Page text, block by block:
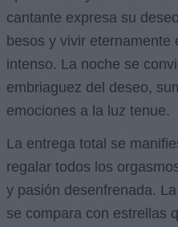
cantante expresa su
besos y vivir eternamente
intenso. La noche se
embriaguez del deseo,
emociones a la luz tenue.
La entrega total se
regalar todos los
y pasión desenfrenada.
se compara con estrellas